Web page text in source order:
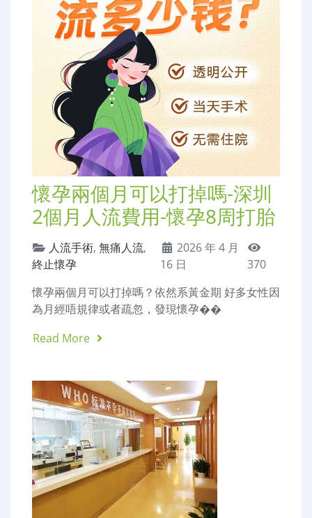
懷孕兩個月可以打掉嗎-深圳
2個月人流費用-懷孕8周打胎
人流手術, 無痛人流,
終止懷孕
2026 年 4 月
16 日
370
懷孕兩個月可以打掉嗎？依然系黃金期 好多女性因
為月經唔規律或者疏忽，發現懷孕��
Read More